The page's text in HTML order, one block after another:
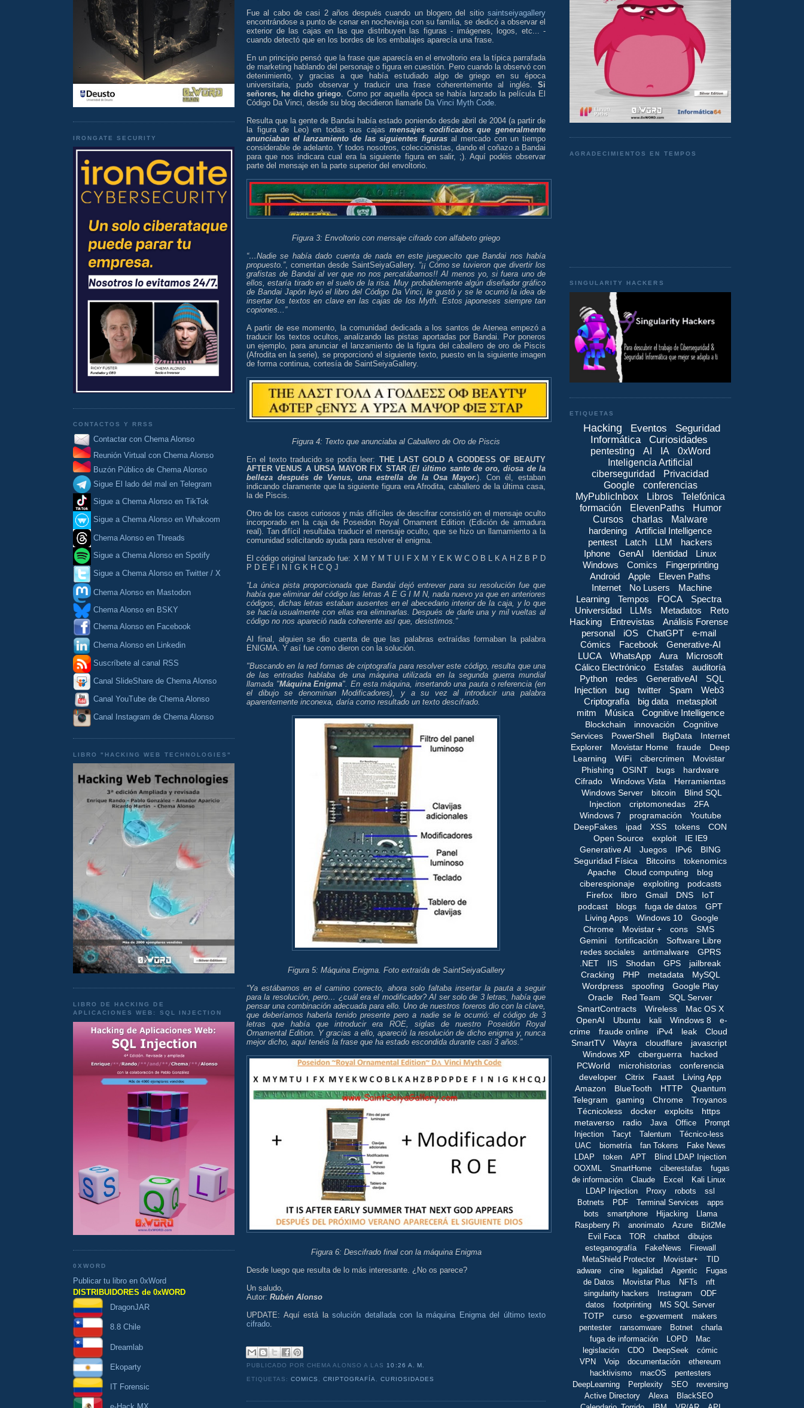
IRONGATE SECURITY
CONTACTOS Y RRSS
Contactar con Chema Alonso
Reunión Virtual con Chema Alonso
Buzón Público de Chema Alonso
Sigue El lado del mal en Telegram
Sigue a Chema Alonso en TikTok
Sigue a Chema Alonso en Whakoom
Chema Alonso en Threads
Sigue a Chema Alonso en Spotify
Sigue a Chema Alonso en Twitter / X
Chema Alonso en Mastodon
Chema Alonso en BSKY
Chema Alonso en Facebook
Chema Alonso en Linkedin
Suscríbete al canal RSS
Canal SlideShare de Chema Alonso
Canal YouTube de Chema Alonso
Canal Instagram de Chema Alonso
LIBRO "HACKING WEB TECHNOLOGIES"
LIBRO DE HACKING DE
APLICACIONES WEB: SQL INJECTION
0XWORD
Publicar tu libro en 0xWord
DISTRIBUIDORES de 0xWORD
DragonJAR
8.8 Chile
Dreamlab
Ekoparty
IT Forensic
Fue al cabo de casi 2 años después cuando un blogero del sitio saintseiyagallery
encontrándose a punto de cenar en nochevieja con su familia, se dedicó a observar el
exterior de las cajas en las que distribuyen las figuras - imágenes, logos, etc... -
cuando detectó que en los bordes de los embalajes aparecía una frase.
En un principio pensó que la frase que aparecía en el envoltorio era la típica parrafada
de marketing hablando del personaje o figura en cuestión. Pero cuando la observó con
detenimiento, y gracias a que había estudiado algo de griego en su época
universitaria, pudo observar y traducir una frase coherentemente al inglés. Si
señores, he dicho griego . Como por aquella época se había lanzado la película El
Código Da Vinci, desde su blog decidieron llamarle Da Vinci Myth Code
Resulta que la gente de Bandai había estado poniendo desde abril de 2004 (a partir de
la figura de Leo) en todas sus cajasmensajes codificados que generalmente
anunciaban el lanzamiento de las siguientes figurasal mercado con un tiempo
considerable de adelanto. Y todos nosotros, coleccionistas, dando el coñazo a Bandai
para que nos indicara cual era la siguiente figura en salir, ;). Aquí podéis observar
parte del mensaje en la parte superior del envoltorio.
Figura 3: Envoltorio con mensaje cifrado con alfabeto griego
“…Nadie se había dado cuenta de nada en este jueguecito que Bandai nos había
propuesto.”, comentan desde SaintSeiyaGallery. “¡¡ Cómo se tuvieron que divertir los
grafistas de Bandai al ver que no nos percatábamos!! Al menos yo, si fuera uno de
ellos, estaría tirado en el suelo de la risa. Muy probablemente algún diseñador gráfico
de Bandai Japón leyó el libro del Código Da Vinci, le gustó y se le ocurrió la idea de
insertar los textos en clave en las cajas de los Myth. Estos japoneses siempre tan
copiones...”
A partir de ese momento, la comunidad dedicada a los santos de Atenea empezó a
traducir los textos ocultos, analizando las pistas aportadas por Bandai. Por poneros
un ejemplo, para anunciar el lanzamiento de la figura del caballero de oro de Piscis
(Afrodita en la serie), se proporcionó el siguiente texto, puesto en la siguiente imagen
de forma continua, cortesía de SaintSeiyaGallery.
Figura 4: Texto que anunciaba al Caballero de Oro de Piscis
En el texto traducido se podía leer: THE LAST GOLD A GODDESS OF BEAUTY
AFTER VENUS A URSA MAYOR FIX STAR(El último santo de oro, diosa de la
belleza después de Venus, una estrella de la Osa Mayor.). Con él, estaban
indicando claramente que la siguiente figura era Afrodita, caballero de la última casa,
la de Piscis.
Otro de los casos curiosos y más difíciles de descifrar consistió en el mensaje oculto
incorporado en la caja de Poseidon Royal Ornament Edition (Edición de armadura
real). Tan difícil resultaba traducir el mensaje oculto, que se hizo un llamamiento a la
comunidad solicitando ayuda para resolver el enigma.
El código original lanzado fue: X M Y M T U I F X M Y E K W C O B L K A H Z B P D
P D E F I N I G K H C Q J
“La única pista proporcionada que Bandai dejó entrever para su resolución fue que
había que eliminar del código las letras A E G I M N, nada nuevo ya que en anteriores
códigos, dichas letras estaban ausentes en el abecedario interior de la caja, y lo que
se hacía usualmente con ellas era eliminarlas. Después de darle una y mil vueltas al
código no nos apareció nada coherente así que, desistimos.”
Al final, alguien se dio cuenta de que las palabras extraídas formaban la palabra
ENIGMA. Y así fue como dieron con la solución.
"Buscando en la red formas de criptografía para resolver este código, resulta que una
de las entradas hablaba de una máquina utilizada en la segunda guerra mundial
llamada "Máquina Enigma". En esta máquina, insertando una pauta o referencia (en
el dibujo se denominan Modificadores), y a su vez al introducir una palabra
aparentemente inconexa, daría como resultado un texto descifrado.
Figura 5: Máquina Enigma. Foto extraída de SaintSeiyaGallery
“Ya estábamos en el camino correcto, ahora solo faltaba insertar la pauta a seguir
para la resolución, pero… ¿cuál era el modificador? Al ser solo de 3 letras, había que
pensar una combinación adecuada para ello. Uno de nuestros foreros dio con la clave,
que deberíamos haberla tenido presente pero a nadie se le ocurrió: el código de 3
letras que había que introducir era ROE, siglas de nuestro Poseidón Royal
Ornamental Edition. Y gracias a ello, apareció la resolución de dicho enigma y, nunca
mejor dicho, aquí tenéis la frase que ha estado escondida durante casi 3 años.”
Figura 6: Descifrado final con la máquina Enigma
Desde luego que resulta de lo más interesante. ¿No os parece?
Un saludo,
Autor: Rubén Alonso
UPDATE: Aquí está la solución detallada con la máquina Enigma del último texto
cifrado.
PUBLICADO POR CHEMA ALONSOA LAS 10:26 A. M.
ETIQUETAS:COMICS ,CRIPTOGRAFÍA,CURIOSIDADES
AGRADECIMIENTOS EN TEMPOS
SINGULARITY HACKERS
ETIQUETAS
Hacking Eventos
Seguridad
Informática
Curiosidades
pentesting AI IA
0xWord
Inteligencia Artificial
ciberseguridad
Privacidad
Google
conferencias
MyPublicInbox
Libros
Telefónica
formación
ElevenPaths
Humor
Cursos
charlas
Malware
hardening
Artificial Intelligence
pentest
Latch LLM
hackers
Iphone
GenAI Identidad
Linux
Windows
Comics
Fingerprinting
Android
Apple
Eleven Paths
Internet
No Lusers
Machine
Learning
Tempos FOCA
Spectra
Universidad
LLMs Metadatos
Reto
Hacking
Entrevistas
Análisis Forense
personal
iOS ChatGPT
e-mail
Cómics
Facebook
Generative-AI
LUCA
WhatsApp Aura
Microsoft
Cálico Electrónico
Estafas
auditoría
Python
redes GenerativeAI
SQL
Injection
bug twitter Spam
Web3
Criptografía
big data
metasploit
mitm
Música Cognitive Intelligence
Blockchain innovación
Cognitive
Services
PowerShell BigData
Internet
Explorer
Movistar Home fraude
Deep
Learning
WiFi cibercrimen
Movistar
Phishing
OSINT bugs
hardware
Cifrado
Windows Vista
Herramientas
Windows Server
bitcoin
Blind SQL
Injection
criptomonedas
2FA
Windows 7
programación
Youtube
DeepFakes
ipad XSS tokens
CON
Open Source
exploit
IE IE9
Generative AI
Juegos IPv6
BING
Seguridad Física
Bitcoins
tokenomics
Apache
Cloud computing
blog
ciberespionaje
exploiting
podcasts
Firefox
libro Gmail DNS
IoT
podcast
blogs fuga de datos
GPT
Living Apps
Windows 10
Google
Chrome
Movistar + cons
SMS
Gemini
fortificación
Software Libre
redes sociales
antimalware
GPRS
.NET
IIS Shodan GPS
jailbreak
Cracking
PHP metadata
MySQL
Wordpress
spoofing
Google Play
Oracle
Red Team
SQL Server
SmartContracts
Wireless
Mac OS X
OpenAI
Ubuntu kali Windows 8
e-
crime
fraude online iPv4 leak
Cloud
SmartTV
Wayra cloudflare
javascript
Windows XP
ciberguerra
hacked
PCWorld
microhistorias
conferencia
developer
Citrix Faast
Living App
Amazon
BlueTooth HTTP
Quantum
Telegram
gaming Chrome
Troyanos
Técnicoless
docker exploits
https
metaverso
radio Java Office
Prompt
Injection
Tacyt Talentum
Técnico-less
UAC
biometría fan Tokens
Fake News
LDAP
token APT
Blind LDAP Injection
OOXML
SmartHome ciberestafas
fugas
de información
Claude Excel
Kali Linux
LDAP Injection
Proxy robots
ssl
Botnets
PDF Terminal Services
apps
bots
smartphone Hijacking
Llama
Raspberry Pi
anonimato Azure
Bit2Me
Evil Foca
TOR chatbot
dibujos
esteganografía
FakeNews
Firewall
MetaShield Protector
Movistar+
TID
adware
cine legalidad Agentic
Fugas
de Datos
Movistar Plus NFTs
nft
singularity hackers
Instagram
ODF
datos
footprinting
MS SQL Server
TOTP
curso e-goverment
makers
pentester
ransomware Botnet
charla
fuga de información
LOPD
Mac
legislación
CDO DeepSeek
cómic
VPN
Voip documentación
ethereum
hacktivismo
macOS
pentesters
DeepLearning
Perplexity SEO
reversing
Active Directory
Alexa
BlackSEO